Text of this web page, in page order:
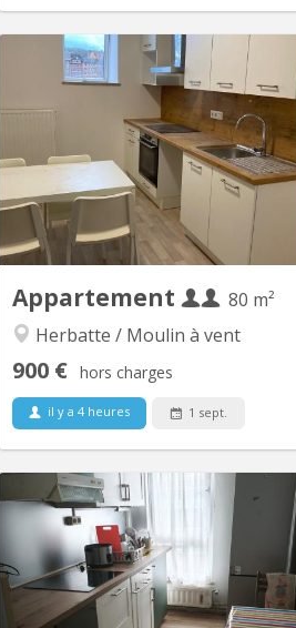
Appartement
80 m²
Herbatte / Moulin à vent
900 € hors charges
il y a 4 heures 1 sept.
KN 4876
Appartement deux chambres plus
salon pour étudiant(e)s, entièrement
rénové avec cuisine (incluant taque
cuisson, four, frigo, congélateur et
emplacements lave-vaisselle / lave-
linge) et sanitaires privatifs, meublé
avec lits (sans matelas), garde-robes,
bureaux, chaises de bureau, signal
KN 5889
Une chambre duplex à louer au second
étage d'une maison à St Servais dans
une rue calme avec tout à proximité.